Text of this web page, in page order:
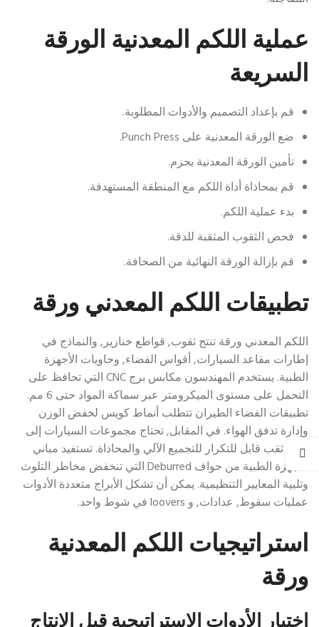
عملية اللكم المعدنية الورقة
السريعة
قم بإعداد التصميم والأدوات المطلوبة.
ضع الورقة المعدنية على Punch Press.
تأمين الورقة المعدنية بحزم.
قم بمحاذاة أداة اللكم مع المنطقة المستهدفة.
بدء عملية اللكم.
فحص الثقوب المثقبة للدقة.
قم بإزالة الورقة النهائية من الصحافة.
تطبيقات اللكم المعدني ورقة
اللكم المعدني ورقة تنتج ثقوب, قواطع خنازير, والنماذج في
إطارات مقاعد السيارات, أقواس الفضاء, وحاويات الأجهزة
الطبية. يستخدم المهندسون مكابس برج CNC التي تحافظ على
التحمل على مستوى الميكرومتر عبر سماكة المواد حتى 6 مم.
تطبيقات الفضاء الطيران تتطلب أنماط كويس لخفض الوزن
وإدارة تدفق الهواء. في المقابل, تحتاج مجموعات السيارات إلى
وضع ثقب قابل للتكرار للتجميع الآلي والمحاذاة. تستفيد مباني
الأجهزة الطبية من حواف Deburred التي تنخفض مخاطر التلوث
وتلبية المعايير التنظيمية. يمكن أن تشكل الأبراج متعددة الأدوات
عمليات سقوط, عدادات, و loovers في شوط واحد.
استراتيجيات اللكم المعدنية
ورقة
اختيار الأدوات الاستراتيجية قبل الإنتاج